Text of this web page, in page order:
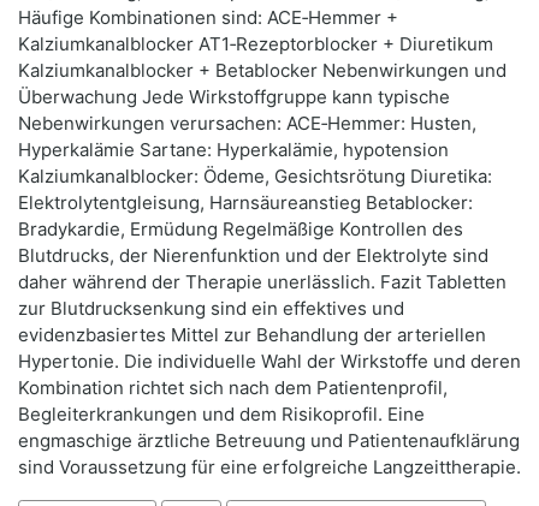
Häufige Kombinationen sind: ACE‑Hemmer +
Kalziumkanalblocker AT1‑Rezeptorblocker + Diuretikum
Kalziumkanalblocker + Betablocker Nebenwirkungen und
Überwachung Jede Wirkstoffgruppe kann typische
Nebenwirkungen verursachen: ACE‑Hemmer: Husten,
Hyperkalämie Sartane: Hyperkalämie, hypotension
Kalziumkanalblocker: Ödeme, Gesichtsrötung Diuretika:
Elektrolytentgleisung, Harnsäureanstieg Betablocker:
Bradykardie, Ermüdung Regelmäßige Kontrollen des
Blutdrucks, der Nierenfunktion und der Elektrolyte sind
daher während der Therapie unerlässlich. Fazit Tabletten
zur Blutdrucksenkung sind ein effektives und
evidenzbasiertes Mittel zur Behandlung der arteriellen
Hypertonie. Die individuelle Wahl der Wirkstoffe und deren
Kombination richtet sich nach dem Patientenprofil,
Begleiterkrankungen und dem Risikoprofil. Eine
engmaschige ärztliche Betreuung und Patientenaufklärung
sind Voraussetzung für eine erfolgreiche Langzeittherapie.